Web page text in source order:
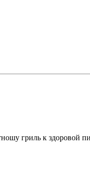
гриль к здоровой